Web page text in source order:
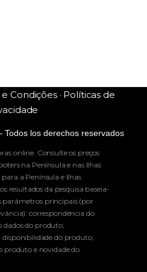
Condições · Políticas de
los derechos reservados
online. Consulte os preços
na Península e nas Ilhas
a Península e Ilhas
resultados da pesquisa baseia-
parâmetros principais (por
correspondência do
dados do produto,
do produto,
produto e novidade do